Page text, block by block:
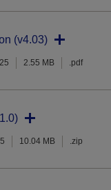
(v4.03)
2.55 MB .pdf
10.04 MB .zip